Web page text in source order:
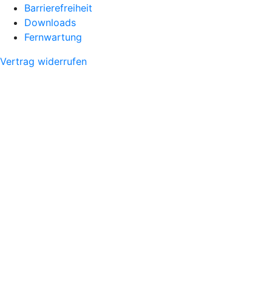
Barrierefreiheit
Downloads
Fernwartung
Vertrag widerrufen